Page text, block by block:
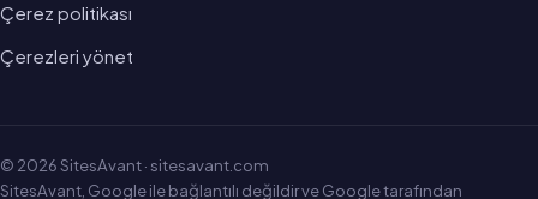
Çerez politikası
Çerezleri yönet
© 2026 SitesAvant · sitesavant.com
SitesAvant, Google ile bağlantılı değildir ve Google tarafından